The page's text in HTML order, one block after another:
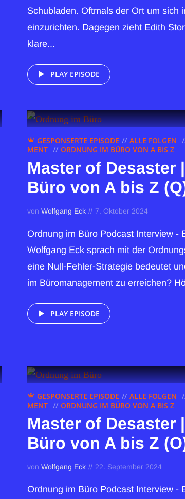
Schubladen. Oftmals der Ort um sich
einzurichten. Dagegen zieht Edith
klare...
PLAY EPISODE
GESPONSERTE EPISODE
ALLE FOLGEN
MENT
ORDNUNG IM BÜRO VON A BIS Z
Master of Desaster
Büro von A bis Z
von Wolfgang Eck 7. Oktober 2024
Ordnung im Büro Podcast Interview -
Wolfgang Eck sprach mit der
eine Null-Fehler-Strategie bedeutet
im Büromanagement zu erreichen?
PLAY EPISODE
GESPONSERTE EPISODE
ALLE FOLGEN
MENT
ORDNUNG IM BÜRO VON A BIS Z
Master of Desaster
Büro von A bis Z
von Wolfgang Eck 22. September 2024
Ordnung im Büro Podcast Interview -